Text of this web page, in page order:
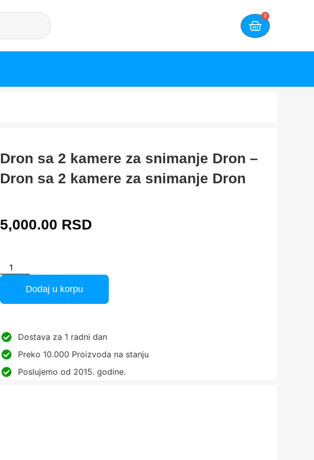
0
Dron sa 2 kamere za snimanje Dron –
Dron sa 2 kamere za snimanje Dron
5,000.00 RSD
Dodaj u korpu
Dostava za 1 radni dan
Preko 10.000 Proizvoda na stanju
Poslujemo od 2015. godine.